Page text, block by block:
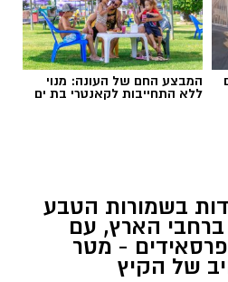
המבצע החם של העונה: מנוי
ללא התחייבות לקאנטרי בת ים
בשמורות הטבע
ברחבי הארץ, עם
- מטר
של הקיץ